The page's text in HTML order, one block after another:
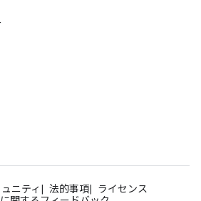
ニティ 法的事項
ライセンス